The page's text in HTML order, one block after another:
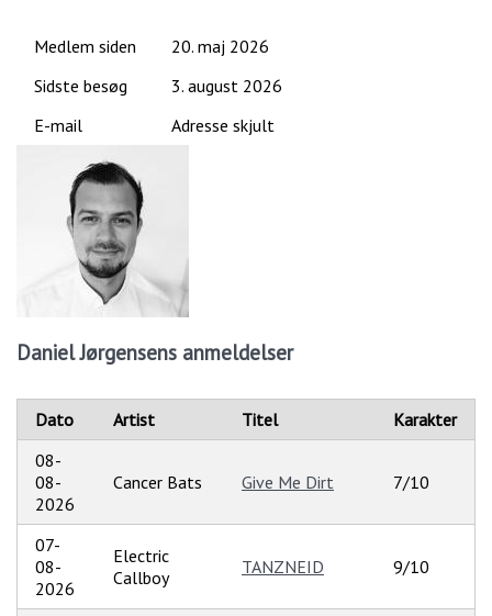
Medlem siden
20. maj 2026
Sidste besøg
3. august 2026
E-mail
Adresse skjult
Daniel Jørgensens anmeldelser
Dato Artist Titel
Karakter
08-
08-
2026
Cancer Bats Give Me Dirt 7/10
07-
08-
2026
Electric
Callboy
TANZNEID 9/10